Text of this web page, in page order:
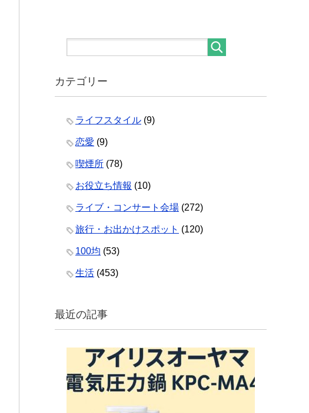
カテゴリー
ライフスタイル (9)
恋愛 (9)
喫煙所 (78)
お役立ち情報 (10)
ライブ・コンサート会場 (272)
旅行・お出かけスポット (120)
100均 (53)
生活 (453)
最近の記事